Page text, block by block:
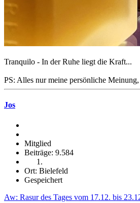
Tranquilo - In der Ruhe liegt die Kraft...
PS: Alles nur meine persönliche
Jos
Mitglied
Beiträge: 9.584
Ort: Bielefeld
Gespeichert
Aw: Rasur des Tages vom 17.12. bis